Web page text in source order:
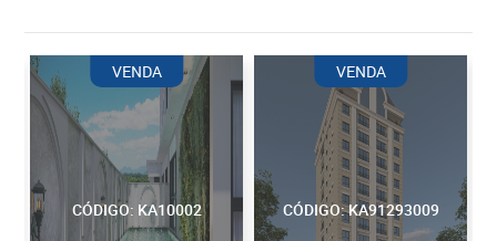
CÓDIGO: KA10002
VENDA
CÓDIGO: KA91293009
VENDA